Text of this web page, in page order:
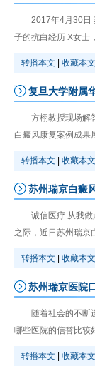
2017年4月30日
子的抗白经历 X女士
转播本文 收藏本文
复旦大学附属
方栩教授现场解
白癜风康复案例成果
转播本文 收藏本文
苏州瑞京白癜
诚信医疗 从我
之际，近日苏州瑞京
转播本文 收藏本文
苏州瑞京医院
随着社会的不断
哪些医院的信誉比较
转播本文 收藏本文